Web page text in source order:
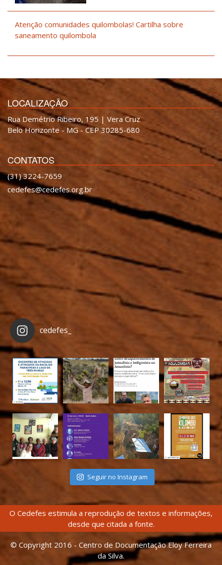
Atenção comunidades quilombolas! Cartilha sobre
saneamento quilombola
LOCALIZAÇÃO
Rua Demétrio Ribeiro, 195 | Vera Cruz
Belo Horizonte - MG - CEP 30285-680
CONTATOS
(31) 3224-7659
cedefes@cedefes.org.br
cedefes_
Seguir no Instagram
O Cedefes estimula a reprodução de textos e informações,
desde que citada a fonte.
© Copyright 2016 - Centro de Documentação Eloy Ferreira
da Silva.